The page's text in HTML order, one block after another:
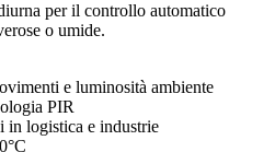
per il controllo automatico
o umide.
e luminosità ambiente
PIR
in logistica e industrie